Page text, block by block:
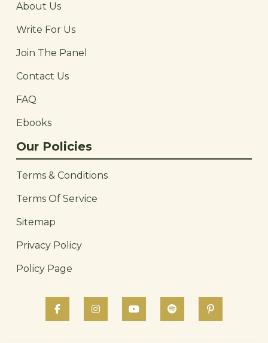
About Us
Write For Us
Join The Panel
Contact Us
FAQ
Ebooks
Our Policies
Terms & Conditions
Terms Of Service
Sitemap
Privacy Policy
Policy Page